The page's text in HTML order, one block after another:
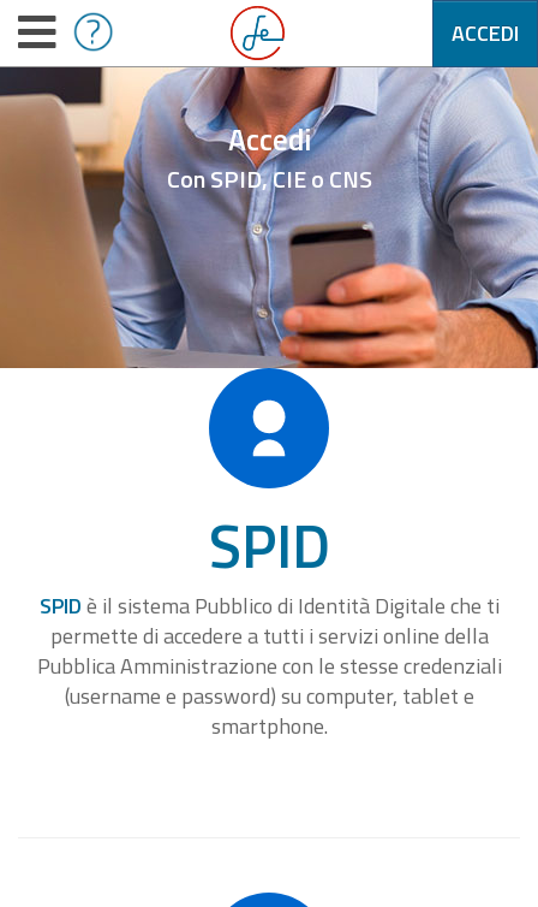
ACCEDI
Accedi
Con SPID, CIE o CNS
SPID
SPIDè il sistema Pubblico di Identità Digitale che ti
permette di accedere a tutti i servizi online della
Pubblica Amministrazione con le stesse credenziali
(username e password) su computer, tablet e
smartphone.